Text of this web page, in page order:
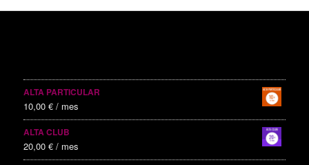
ALTA PARTICULAR
10,00 € / mes
ALTA CLUB
20,00 € / mes